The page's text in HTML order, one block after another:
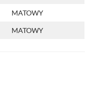
MATOWY
MATOWY